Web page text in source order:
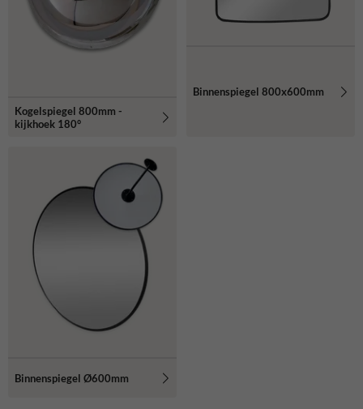
Kogelspiegel 800mm -
kijkhoek 180°
Binnenspiegel 800x600mm
Binnenspiegel Ø600mm